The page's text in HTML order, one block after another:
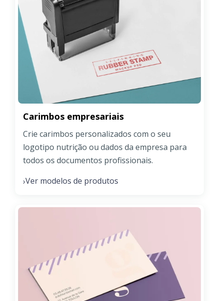
Carimbos empresariais
Crie carimbos personalizados com o seu
logotipo nutrição ou dados da empresa para
todos os documentos profissionais.
›Ver modelos de produtos